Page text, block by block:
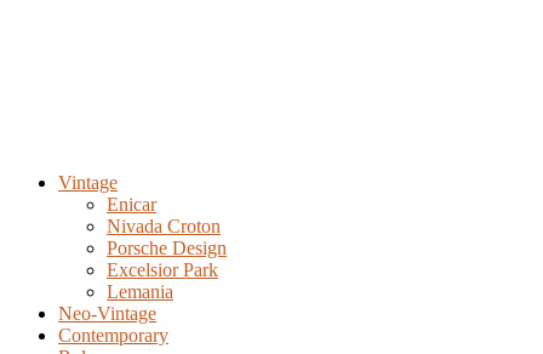
Vintage
Enicar
Nivada Croton
Porsche Design
Excelsior Park
Lemania
Neo-Vintage
Contemporary